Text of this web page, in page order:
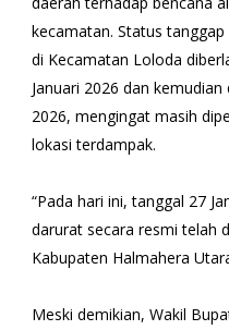
kecamatan. Status
di Kecamatan Loloda
Januari 2026 dan
2026, mengingat masih
lokasi terdampak.
“Pada hari ini, tanggal 27
darurat secara resmi telah
Kabupaten Halmahera
Meski demikian, Wakil